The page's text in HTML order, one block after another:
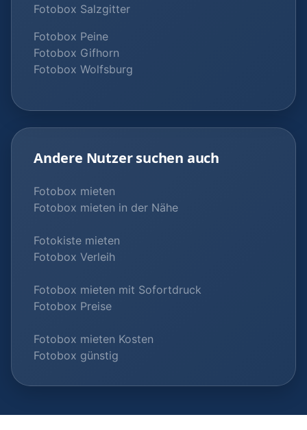
Fotobox Salzgitter
Fotobox Peine
Fotobox Gifhorn
Fotobox Wolfsburg
Andere Nutzer suchen auch
Fotobox mieten
Fotobox mieten in der Nähe
Fotokiste mieten
Fotobox Verleih
Fotobox mieten mit Sofortdruck
Fotobox Preise
Fotobox mieten Kosten
Fotobox günstig